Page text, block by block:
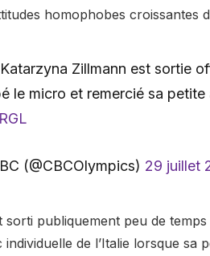
homophobes croissantes
Zillmann est sortie
le micro et remercié sa petite
(@CBCOlympics) 29 juillet
sorti publiquement peu de
de l’Italie lorsque sa